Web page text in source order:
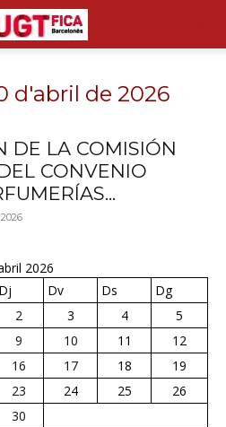
d'abril de 2026
DE LA COMISIÓN
CONVENIO
2026
Dj Dv Ds
Dg
2 3 4
5
9 10 11
12
16 17 18
19
23 24 25
26
30